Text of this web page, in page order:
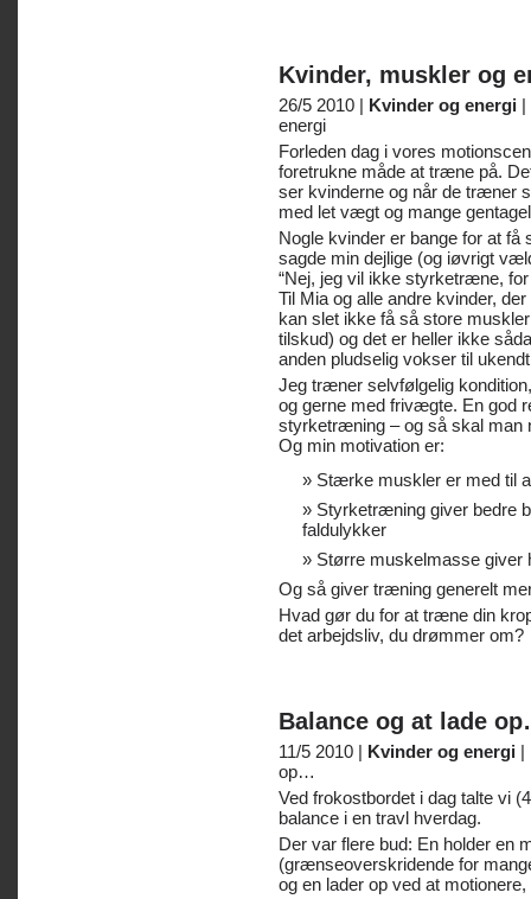
Kvinder, muskler og
26/5 2010 | Kvinder og energi |
energi
Forleden dag i vores
foretrukne måde at træne på.
ser kvinderne og når de træner
med let vægt og mange
Nogle kvinder er bange for at
sagde min dejlige (og iøvrigt
“Nej, jeg vil ikke styrketræne,
Til Mia og alle andre kvinder,
kan slet ikke få så store
tilskud) og det er heller ikke
anden pludselig vokser til
Jeg træner selvfølgelig
og gerne med frivægte. En god
styrketræning – og så skal man
Og min motivation er:
Stærke muskler er med til
Styrketræning giver bedre
faldulykker
Større muskelmasse giver
Og så giver træning generelt
Hvad gør du for at træne din
det arbejdsliv, du drømmer om?
Balance og at lade
11/5 2010 | Kvinder og energi |
op…
Ved frokostbordet i dag talte vi
balance i en travl hverdag.
Der var flere bud: En holder en
(grænseoverskridende for
og en lader op ved at